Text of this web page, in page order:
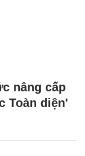
nâng cấp
Toàn diện'